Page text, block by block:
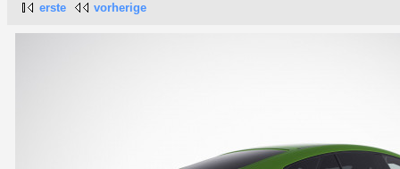
erste vorherige